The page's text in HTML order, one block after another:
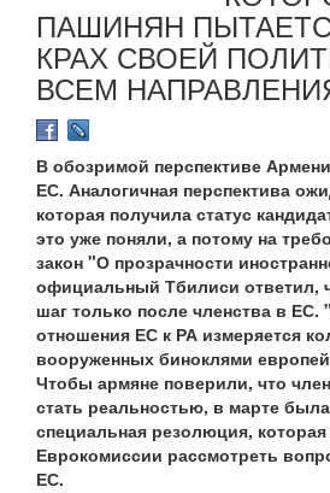
ПАШИНЯН
КРАХ СВОЕЙ
ВСЕМ
В обозримой перспективе
ЕС. Аналогичная перспектива
которая получила статус
это уже поняли, а потому на
закон "О прозрачности
официальный Тбилиси ответил,
шаг только после членства в ЕС.
отношения ЕС к РА измеряется
вооруженных биноклями
Чтобы армяне поверили, что
стать реальностью, в марте
специальная резолюция,
Еврокомиссии рассмотреть
ЕС.